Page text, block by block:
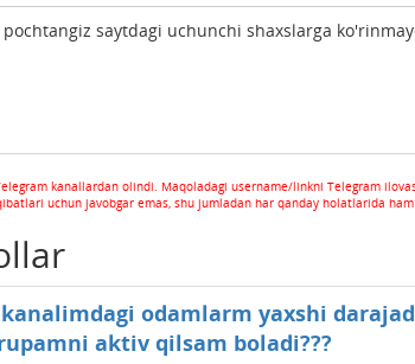
saytdagi uchunchi shaxslarga
kanallardan olindi. Maqoladagi username/linkni Telegram
uchun javobgar emas, shu jumladan har qanday holatlarida
odamlarm yaxshi
aktiv qilsam boladi???